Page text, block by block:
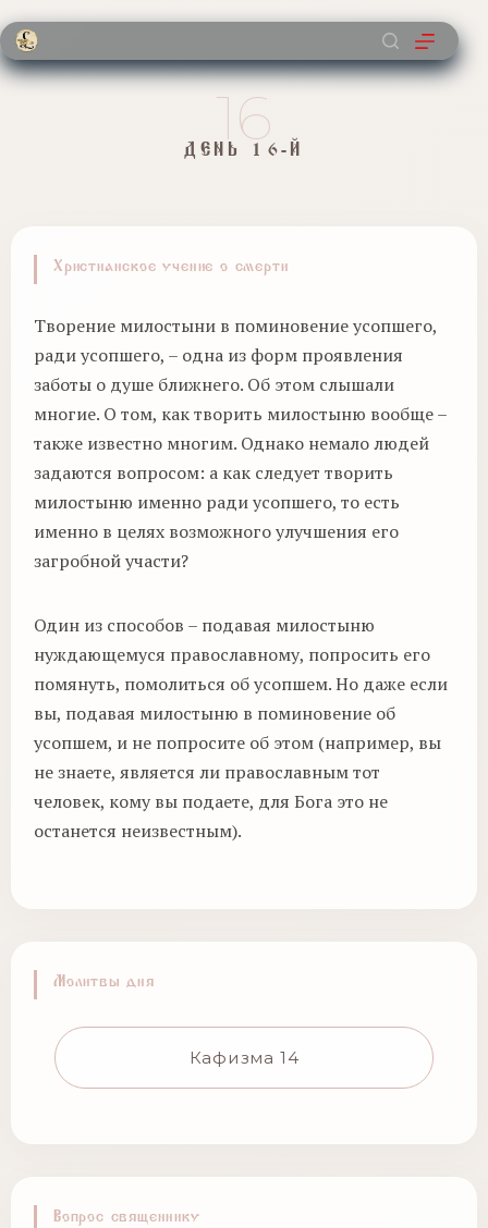
к
сути
16
ДЕНЬ 16-Й
Христианское учение о смерти
Творение милостыни в поминовение усопшего,
ради усопшего, – одна из форм проявления
заботы о душе ближнего. Об этом слышали
многие. О том, как творить милостыню вообще –
также известно многим. Однако немало людей
задаются вопросом: а как следует творить
милостыню именно ради усопшего, то есть
именно в целях возможного улучшения его
загробной участи?
Один из способов – подавая милостыню
нуждающемуся православному, попросить его
помянуть, помолиться об усопшем. Но даже если
вы, подавая милостыню в поминовение об
усопшем, и не попросите об этом (например, вы
не знаете, является ли православным тот
человек, кому вы подаете, для Бога это не
останется неизвестным).
Молитвы дня
Кафизма 14
Вопрос священнику